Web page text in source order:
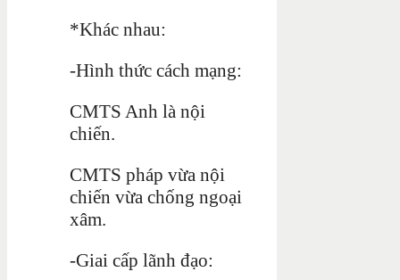
*Khác nhau:
-Hình thức cách mạng:
CMTS Anh là nội
chiến.
CMTS pháp vừa nội
chiến vừa chống ngoại
xâm.
-Giai cấp lãnh đạo: